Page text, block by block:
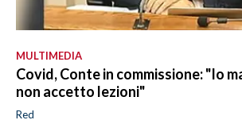
MULTIMEDIA
Covid, Conte in commissione: "Io
non accetto lezioni"
Red